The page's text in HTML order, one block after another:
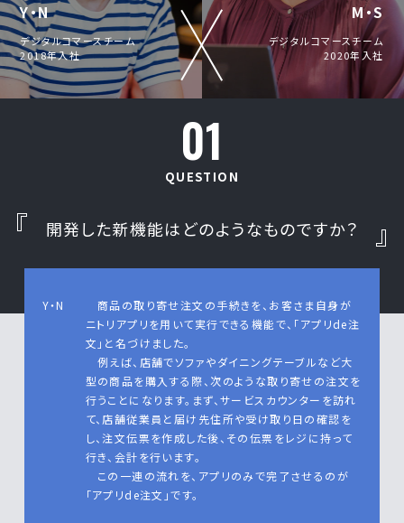
Y・N
デジタルコマースチーム
2018年入社
M・S
デジタルコマースチーム
2020年入社
01
QUESTION
開発した新機能はどのようなものですか？
Y・N
商品の取り寄せ注文の手続きを、お客さま自身が
ニトリアプリを用いて実行できる機能で、「アプリde注
文」と名づけました。
例えば、店舗でソファやダイニングテーブルなど大
型の商品を購入する際、次のような取り寄せの注文を
行うことになります。まず、サービスカウンターを訪れ
て、店舗従業員と届け先住所や受け取り日の確認を
し、注文伝票を作成した後、その伝票をレジに持って
行き、会計を行います。
この一連の流れを、アプリのみで完了させるのが
「アプリde注文」です。